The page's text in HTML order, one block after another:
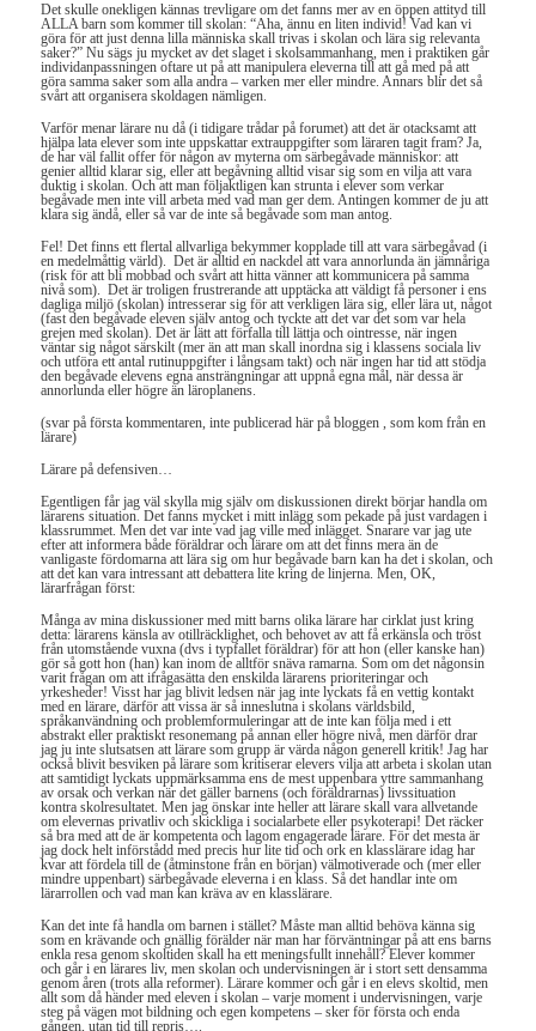
Det skulle onekligen kännas trevligare om det fanns mer av en öppen attityd till
ALLA barn som kommer till skolan: “Aha, ännu en liten individ! Vad kan vi
göra för att just denna lilla människa skall trivas i skolan och lära sig relevanta
saker?” Nu sägs ju mycket av det slaget i skolsammanhang, men i praktiken går
individanpassningen oftare ut på att manipulera eleverna till att gå med på att
göra samma saker som alla andra – varken mer eller mindre. Annars blir det så
svårt att organisera skoldagen nämligen.
Varför menar lärare nu då (i tidigare trådar på forumet) att det är otacksamt att
hjälpa lata elever som inte uppskattar extrauppgifter som läraren tagit fram? Ja,
de har väl fallit offer för någon av myterna om särbegåvade människor: att
genier alltid klarar sig, eller att begåvning alltid visar sig som en vilja att vara
duktig i skolan. Och att man följaktligen kan strunta i elever som verkar
begåvade men inte vill arbeta med vad man ger dem. Antingen kommer de ju att
klara sig ändå, eller så var de inte så begåvade som man antog.
Fel! Det finns ett flertal allvarliga bekymmer kopplade till att vara särbegåvad (i
en medelmåttig värld). Det är alltid en nackdel att vara annorlunda än jämnåriga
(risk för att bli mobbad och svårt att hitta vänner att kommunicera på samma
nivå som). Det är troligen frustrerande att upptäcka att väldigt få personer i ens
dagliga miljö (skolan) intresserar sig för att verkligen lära sig, eller lära ut, något
(fast den begåvade eleven själv antog och tyckte att det var det som var hela
grejen med skolan). Det är lätt att förfalla till lättja och ointresse, när ingen
väntar sig något särskilt (mer än att man skall inordna sig i klassens sociala liv
och utföra ett antal rutinuppgifter i långsam takt) och när ingen har tid att stödja
den begåvade elevens egna ansträngningar att uppnå egna mål, när dessa är
annorlunda eller högre än läroplanens.
(svar på första kommentaren, inte publicerad här på bloggen , som kom från en
lärare)
Lärare på defensiven…
Egentligen får jag väl skylla mig själv om diskussionen direkt börjar handla om
lärarens situation. Det fanns mycket i mitt inlägg som pekade på just vardagen i
klassrummet. Men det var inte vad jag ville med inlägget. Snarare var jag ute
efter att informera både föräldrar och lärare om att det finns mera än de
vanligaste fördomarna att lära sig om hur begåvade barn kan ha det i skolan, och
att det kan vara intressant att debattera lite kring de linjerna. Men, OK,
lärarfrågan först:
Många av mina diskussioner med mitt barns olika lärare har cirklat just kring
detta: lärarens känsla av otillräcklighet, och behovet av att få erkänsla och tröst
från utomstående vuxna (dvs i typfallet föräldrar) för att hon (eller kanske han)
gör så gott hon (han) kan inom de alltför snäva ramarna. Som om det någonsin
varit frågan om att ifrågasätta den enskilda lärarens prioriteringar och
yrkesheder! Visst har jag blivit ledsen när jag inte lyckats få en vettig kontakt
med en lärare, därför att vissa är så inneslutna i skolans världsbild,
språkanvändning och problemformuleringar att de inte kan följa med i ett
abstrakt eller praktiskt resonemang på annan eller högre nivå, men därför drar
jag ju inte slutsatsen att lärare som grupp är värda någon generell kritik! Jag har
också blivit besviken på lärare som kritiserar elevers vilja att arbeta i skolan utan
att samtidigt lyckats uppmärksamma ens de mest uppenbara yttre sammanhang
av orsak och verkan när det gäller barnens (och föräldrarnas) livssituation
kontra skolresultatet. Men jag önskar inte heller att lärare skall vara allvetande
om elevernas privatliv och skickliga i socialarbete eller psykoterapi! Det räcker
så bra med att de är kompetenta och lagom engagerade lärare. För det mesta är
jag dock helt införstådd med precis hur lite tid och ork en klasslärare idag har
kvar att fördela till de (åtminstone från en början) välmotiverade och (mer eller
mindre uppenbart) särbegåvade eleverna i en klass. Så det handlar inte om
lärarrollen och vad man kan kräva av en klasslärare.
Kan det inte få handla om barnen i stället? Måste man alltid behöva känna sig
som en krävande och gnällig förälder när man har förväntningar på att ens barns
enkla resa genom skoltiden skall ha ett meningsfullt innehåll? Elever kommer
och går i en lärares liv, men skolan och undervisningen är i stort sett densamma
genom åren (trots alla reformer). Lärare kommer och går i en elevs skoltid, men
allt som då händer med eleven i skolan – varje moment i undervisningen, varje
steg på vägen mot bildning och egen kompetens – sker för första och enda
gången, utan tid till repris….